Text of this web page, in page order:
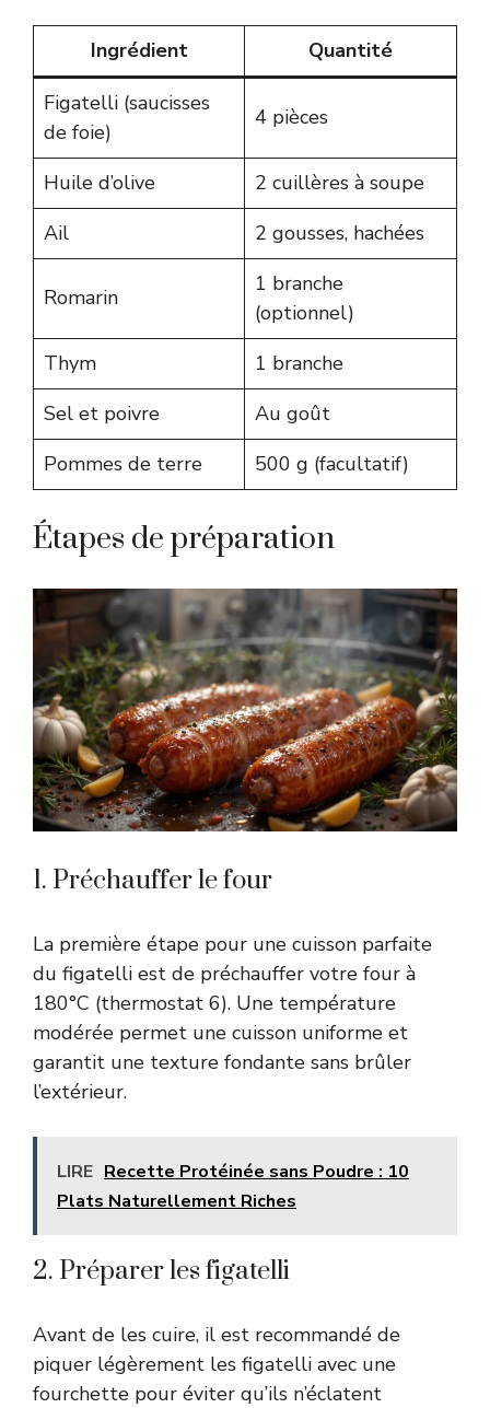
Ingrédient
Quantité
Figatelli (saucisses
de foie)
4 pièces
Huile d’olive
2 cuillères à soupe
Ail
2 gousses, hachées
Romarin
1 branche
(optionnel)
Thym
1 branche
Sel et poivre
Au goût
Pommes de terre
500 g (facultatif)
Étapes de préparation
1. Préchauffer le four
La première étape pour une cuisson parfaite
du figatelli est de préchauffer votre four à
180°C (thermostat 6). Une température
modérée permet une cuisson uniforme et
garantit une texture fondante sans brûler
l’extérieur.
LIRE Recette Protéinée sans Poudre : 10
Plats Naturellement Riches
2. Préparer les figatelli
Avant de les cuire, il est recommandé de
piquer légèrement les figatelli avec une
fourchette pour éviter qu’ils n’éclatent